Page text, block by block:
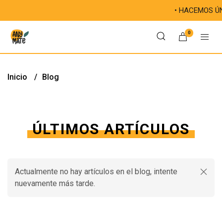
• HACEMOS
0
Inicio Blog
ÚLTIMOS ARTÍCULOS
Actualmente no hay artículos en el blog, intente
nuevamente más tarde.